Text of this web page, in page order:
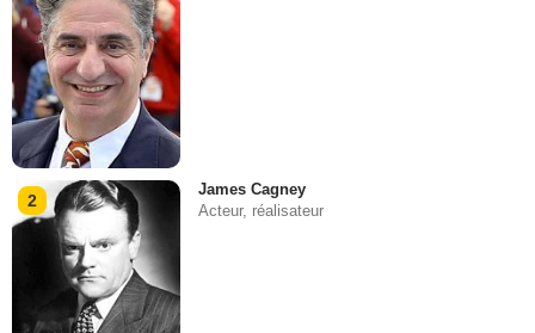
2
James Cagney
Acteur, réalisateur